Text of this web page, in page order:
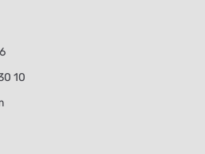
10